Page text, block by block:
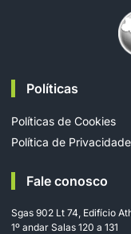
Políticas
Políticas de Cookies
Política de Privacidade
Fale conosco
Sgas 902 Lt 74, Edifício
1º andar Salas 120 a 131